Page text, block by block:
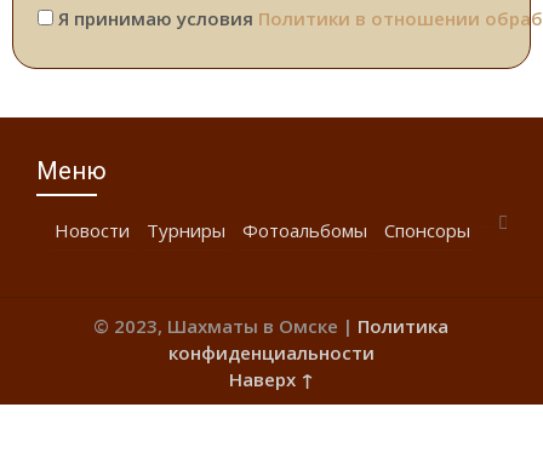
Я принимаю условия Политики в отношении
Меню
Новости Турниры Фотоальбомы Спонсоры
© 2023, Шахматы в Омске | Политика
конфиденциальности
Наверх ↑